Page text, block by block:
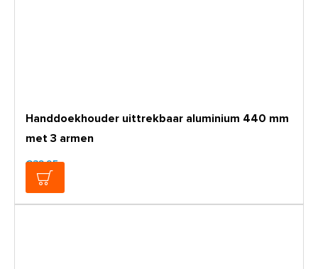
Handdoekhouder uittrekbaar aluminium 440 mm
met 3 armen
€32,95